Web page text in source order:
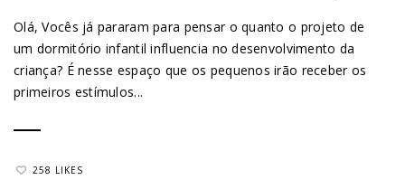
Olá, Vocês já pararam para pensar o quanto o projeto de
um dormitório infantil influencia no desenvolvimento da
criança? É nesse espaço que os pequenos irão receber os
primeiros estímulos...
258 LIKES